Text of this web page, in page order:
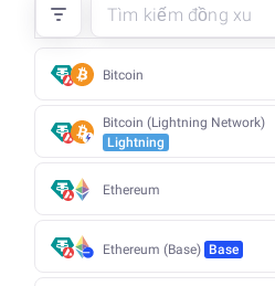
Bitcoin
Bitcoin (Lightning Network)
Lightning
Ethereum
Ethereum (Base) Base